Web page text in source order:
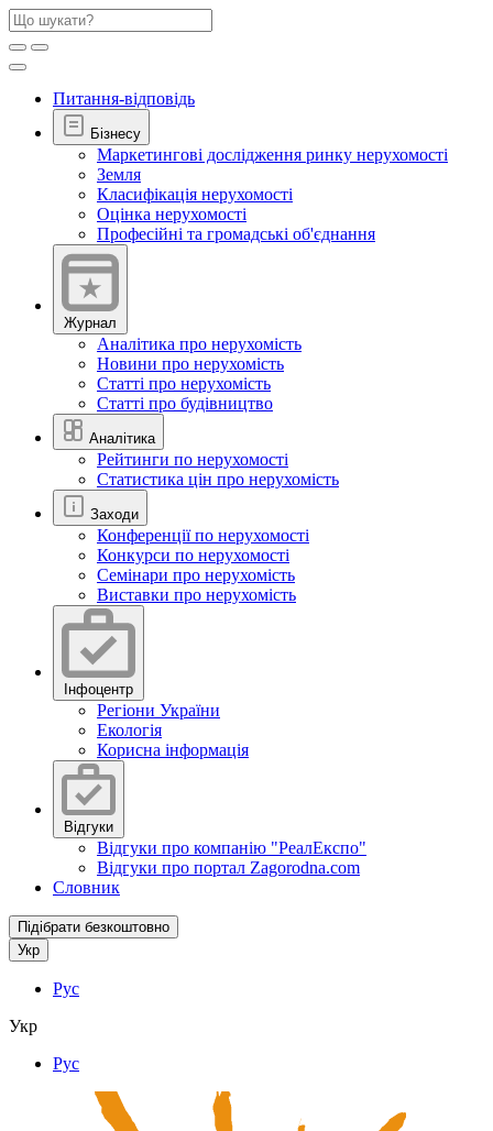
Питання-відповідь
Бізнесу
Маркетингові дослідження ринку нерухомості
Земля
Класифікація нерухомості
Оцінка нерухомості
Професійні та громадські об'єднання
Журнал
Аналітика про нерухомість
Новини про нерухомість
Статті про нерухомість
Статті про будівництво
Аналітика
Рейтинги по нерухомості
Статистика цін про нерухомість
Заходи
Конференції по нерухомості
Конкурси по нерухомості
Семінари про нерухомість
Виставки про нерухомість
Інфоцентр
Регіони України
Екологія
Корисна інформація
Відгуки
Відгуки про компанію "РеалЕкспо"
Відгуки про портал Zagorodna.com
Словник
Підібрати безкоштовно
Укр
Рус
Укр
Рус